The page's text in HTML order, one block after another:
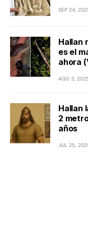
SEP 24,
Hallan
es el
ahora
AGO 3,
Hallan
2
años
JUL 25,